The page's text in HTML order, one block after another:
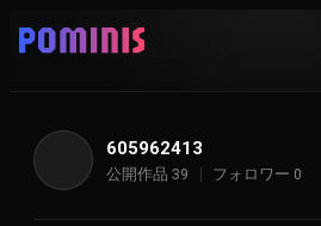
605962413
公開作品 39 フォロワー 0